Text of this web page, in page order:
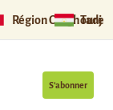
Région Ouïghoure
S’abonner